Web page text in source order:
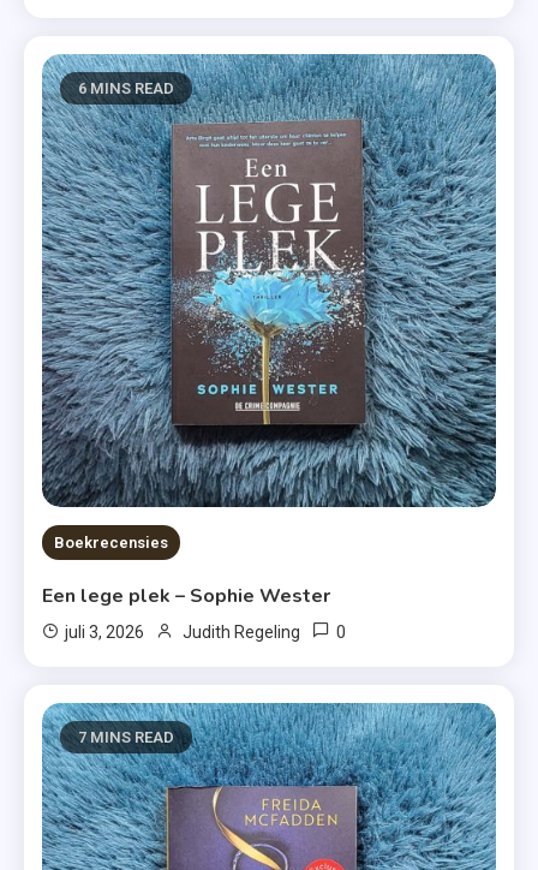
6 MINS READ
Boekrecensies
Een lege plek – Sophie Wester
juli 3, 2026 Judith Regeling 0
7 MINS READ